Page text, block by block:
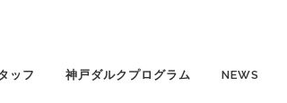
ッフ 神戸ダルクプログラム NEWS